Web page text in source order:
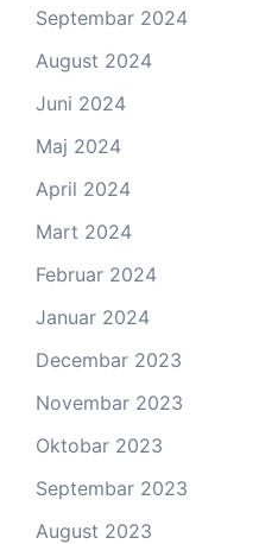
Septembar 2024
August 2024
Juni 2024
Maj 2024
April 2024
Mart 2024
Februar 2024
Januar 2024
Decembar 2023
Novembar 2023
Oktobar 2023
Septembar 2023
August 2023